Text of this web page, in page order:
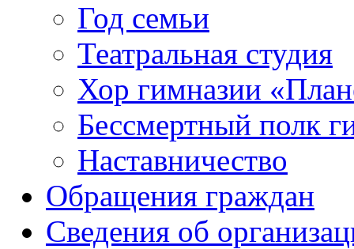
Год семьи
Театральная студия
Хор гимназии
Бессмертный полк
Наставничество
Обращения граждан
Сведения об